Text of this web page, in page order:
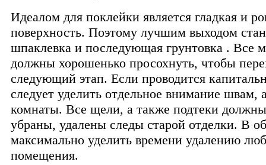
Идеалом для поклейки является гладкая и
поверхность. Поэтому лучшим выходом
шпаклевка и последующая грунтовка . Все
должны хорошенько просохнуть, чтобы
следующий этап. Если проводится
следует уделить отдельное внимание швам,
комнаты. Все щели, а также подтеки
убраны, удалены следы старой отделки. В
максимально уделить времени удалению
помещения.